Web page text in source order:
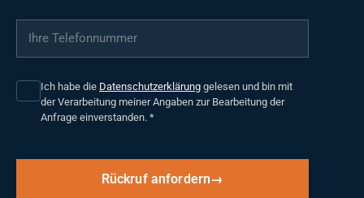
Ihre Telefonnummer
Ich habe die Datenschutzerklärung gelesen und bin mit
der Verarbeitung meiner Angaben zur Bearbeitung der
Anfrage einverstanden. *
Rückruf anfordern